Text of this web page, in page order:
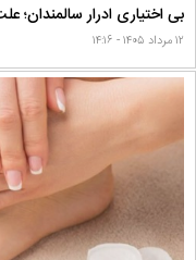
بی اختیاری ادرار
۱۲ مرداد ۱۴۰۵ - ۱۴:۱۶